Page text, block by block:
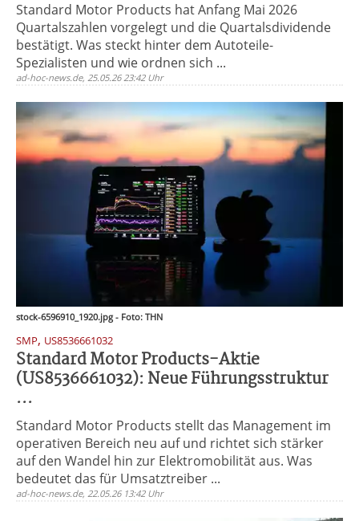
Standard Motor Products hat Anfang Mai 2026
Quartalszahlen vorgelegt und die Quartalsdividende
bestätigt. Was steckt hinter dem Autoteile-
Spezialisten und wie ordnen sich ...
ad-hoc-news.de, 25.05.26 23:42 Uhr
stock-6596910_1920.jpg - Foto: THN
SMP, US8536661032
Standard Motor Products-Aktie
(US8536661032): Neue Führungsstruktur
...
Standard Motor Products stellt das Management im
operativen Bereich neu auf und richtet sich stärker
auf den Wandel hin zur Elektromobilität aus. Was
bedeutet das für Umsatztreiber ...
ad-hoc-news.de, 22.05.26 13:42 Uhr